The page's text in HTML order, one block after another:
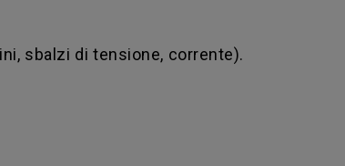
sbalzi di tensione, corrente).